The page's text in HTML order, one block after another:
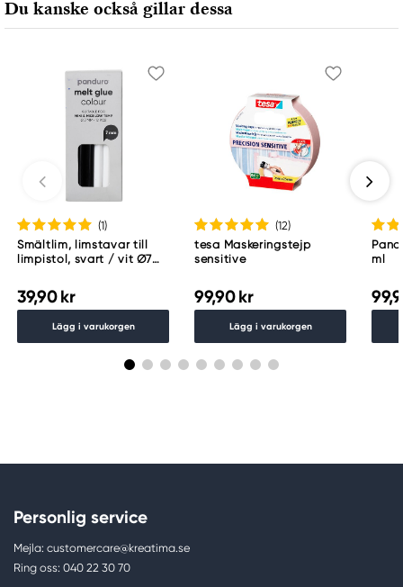
Neuss, 41453, Germany
contactus@solventum.com
Du kanske också gillar dessa
(1)
Smältlim, limstavar till
limpistol, svart / vit Ø7
39,90 kr
Lägg i varukorgen
(12)
tesa Maskeringstejp
sensitive
99,90 kr
Lägg i varukorgen
ml
Personlig service
Mejla: customercare@kreatima.se
Ring oss: 040 22 30 70